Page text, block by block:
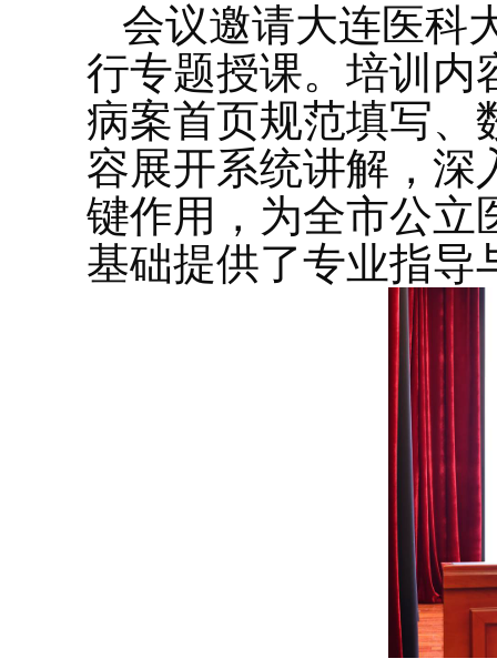
会议邀请大连医科
行专题授课。培训内
病案首页规范填写、
容展开系统讲解，深
键作用，为全市公立
基础提供了专业指导